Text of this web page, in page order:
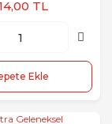
TL
Ekle